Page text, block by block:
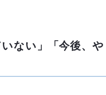
ない」「今後、